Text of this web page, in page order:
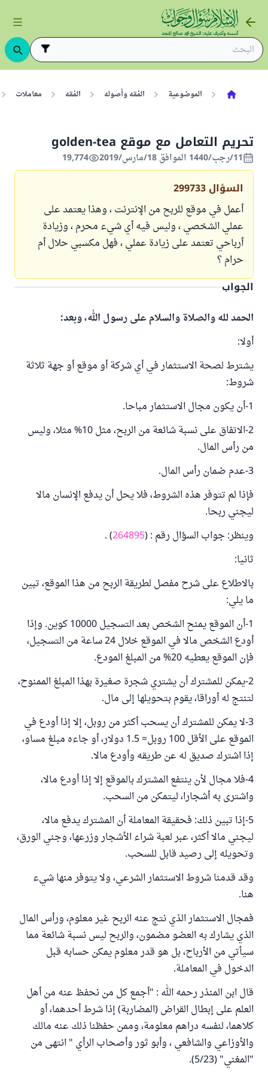
الموضوعية الفقه وأصوله الفقه معاملات
تحريم التعامل مع موقع golden-tea
11/رجب/1440 الموافق 18/مارس/2019 19,774
السؤال 299733
أعمل في موقع للربح من الإنترنت ، وهذا يعتمد على
عملي الشخصي ، وليس فيه أي شيء محرم ، وزيادة
أرباحي تعتمد على زيادة عملي ، فهل مكسبي حلال أم
حرام ؟
الجواب
الحمد لله والصلاة والسلام على رسول الله، وبعد:
أولا:
يشترط لصحة الاستثمار في أي شركة أو موقع أو جهة ثلاثة
شروط:
1-أن يكون مجال الاستثمار مباحا.
2-الاتفاق على نسبة شائعة من الربح، مثل 10% مثلا، وليس
من رأس المال.
3-عدم ضمان رأس المال.
فإذا لم تتوفر هذه الشروط، فلا يحل أن يدفع الإنسان مالا
ليجني ربحا.
وينظر: جواب السؤال رقم : (264895
) .
ثانيا:
بالاطلاع على شرح مفصل لطريقة الربح من هذا الموقع، تبين
ما يلي:
1-أن الموقع يمنح الشخص بعد التسجيل 10000 كوين. وإذا
أودع الشخص مالا في الموقع خلال 24 ساعة من التسجيل،
فإن الموقع يعطيه 20% من المبلغ المودع.
2-يمكن للمشترك أن يشتري شجرة صغيرة بهذا المبلغ الممنوح،
لتنتج له أوراقا، يقوم بتحويلها إلى مال.
3-لا يمكن للمشترك أن يسحب أكثر من روبل، إلا إذا أودع في
الموقع على الأقل 100 روبل= 1.5 دولار، أو جاءه مبلغ مساو،
إذا اشترك صديق له عن طريقه وأودع مالا.
4-فلا مجال لأن ينتفع المشترك بالموقع إلا إذا أودع مالا،
واشترى به أشجارا، ليتمكن من السحب.
5-إذا تبين ذلك: فحقيقة المعاملة أن المشترك يدفع مالا،
ليجني مالا أكثر، عبر لعبة شراء الأشجار وزرعها، وجني الورق،
وتحويله إلى رصيد قابل للسحب.
وقد قدمنا شروط الاستثمار الشرعي، ولا يتوفر منها شيء
هنا.
فمجال الاستثمار الذي نتج عنه الربح غير معلوم، ورأس المال
الذي يشارك به العضو مضمون، والربح ليس نسبة شائعة مما
سيأتي من الأرباح، بل هو قدر معلوم يمكن حسابه قبل
الدخول في المعاملة.
قال ابن المنذر رحمه الله : "أجمع كل من نحفظ عنه من أهل
العلم على إبطال القراض (المضاربة) إذا شرط أحدهما، أو
كلاهما، لنفسه دراهم معلومة، وممن حفظنا ذلك عنه مالك
والأوزاعي والشافعي ، وأبو ثور وأصحاب الرأي " انتهى من
"المغني" (5/23).